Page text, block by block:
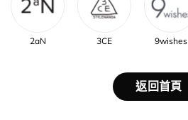
2aN 3CE 9wishes
返回首頁